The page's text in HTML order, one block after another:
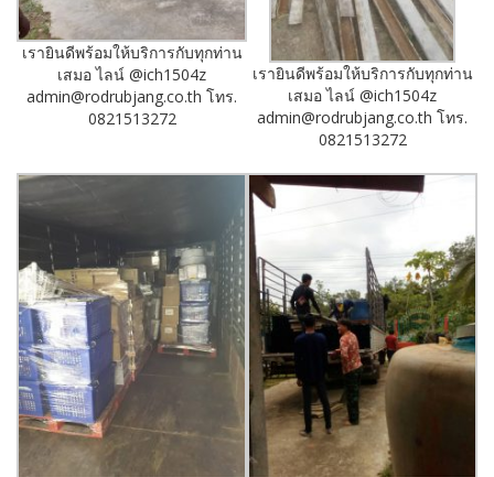
เรายินดีพร้อมให้บริการกับทุกท่าน
เสมอ ไลน์ @ich1504z
admin@rodrubjang.co.th โทร.
0821513272
เรายินดีพร้อมให้บริการกับทุกท่าน
เสมอ ไลน์ @ich1504z
admin@rodrubjang.co.th โทร.
0821513272